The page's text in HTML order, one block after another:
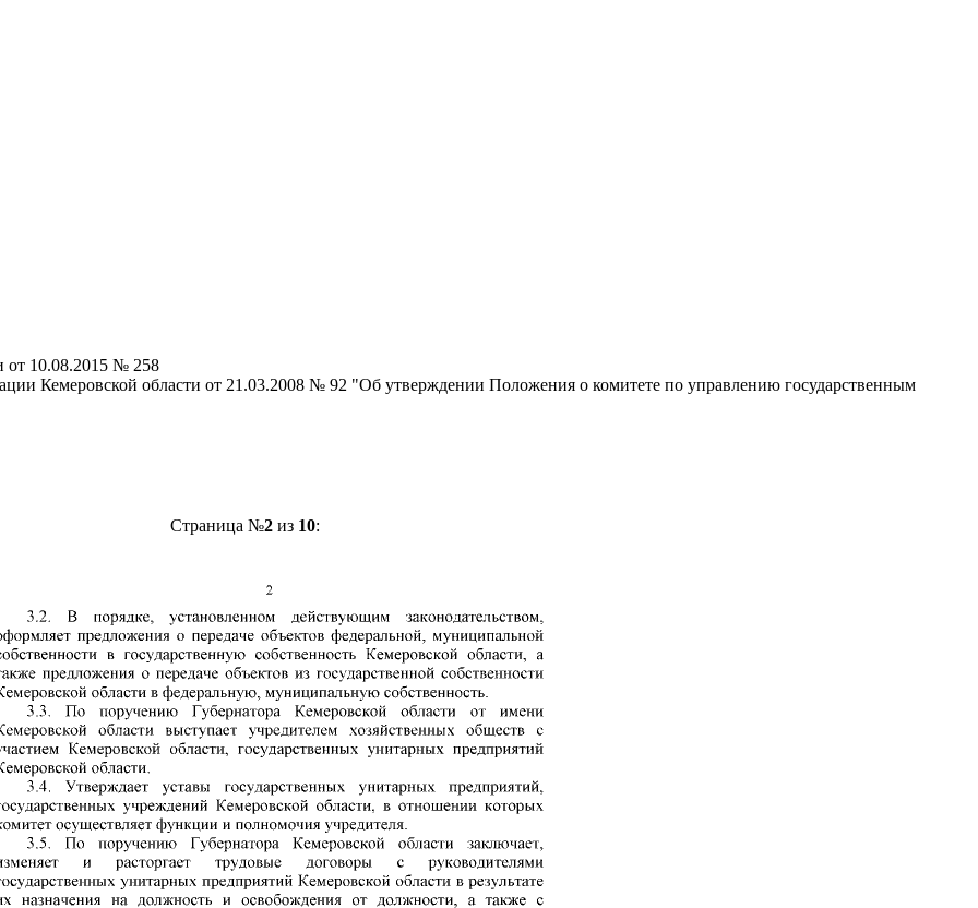
от 10.08.2015 № 258
Кемеровской области от 21.03.2008 № 92 "Об утверждении Положения о комитете по управлению государственным
Страница №2из 10: